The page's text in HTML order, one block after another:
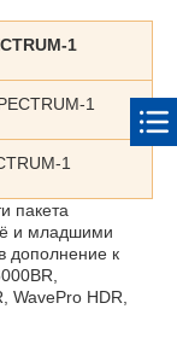
1
1
1
пакета
и младшими
дополнение к
WavePro HDR,